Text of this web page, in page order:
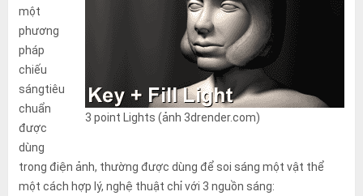
3 point Lights (ảnh 3drender.com)
một
phương
pháp
chiếu
sángtiêu
chuẩn
được
dùng
trong điện ảnh, thường được dùng để soi sáng một vật thể
một cách hợp lý, nghệ thuật chỉ với 3 nguồn sáng: